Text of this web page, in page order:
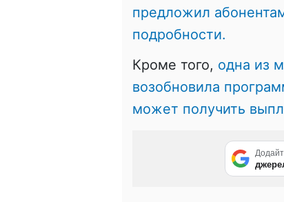
предложил
подробности.
Кроме того, одна из
возобновила
может получить